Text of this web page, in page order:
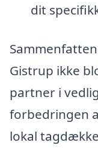
dit
Gistrup ikke
partner i
forbedringen
lokal